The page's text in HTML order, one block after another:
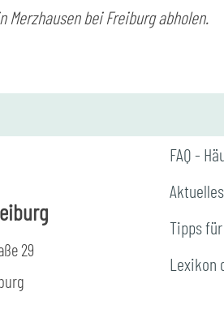
Merzhausen bei Freiburg abholen.
29
FAQ -
Tipps
Lexikon